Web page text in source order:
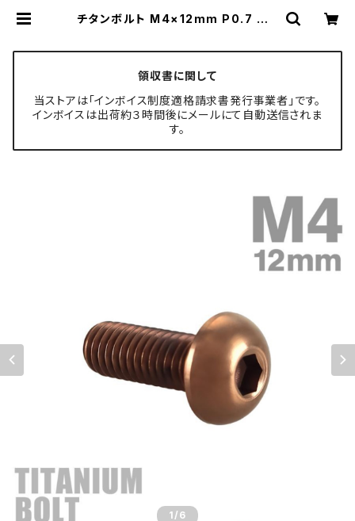
チタンボルト M4×12mm P0.7 トラ
TER ボルト専門店
領収書に関して
当ストアは「インボイス制度適格請求書発行事業者」です。
インボイスは出荷約３時間後にメールにて自動送信されま
す。
1 /6